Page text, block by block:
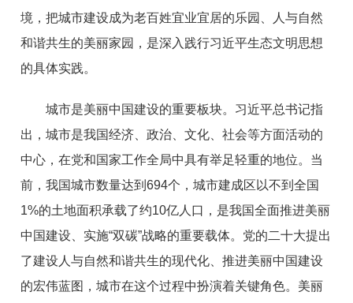
境，把城市建设成为老百姓宜业宜居的乐园、人与自然
和谐共生的美丽家园，是深入践行习近平生态文明思想
的具体实践。
城市是美丽中国建设的重要板块。习近平总书记指
出，城市是我国经济、政治、文化、社会等方面活动的
中心，在党和国家工作全局中具有举足轻重的地位。当
前，我国城市数量达到694个，城市建成区以不到全国
1%的土地面积承载了约10亿人口，是我国全面推进美丽
中国建设、实施“双碳”战略的重要载体。党的二十大提出
了建设人与自然和谐共生的现代化、推进美丽中国建设
的宏伟蓝图，城市在这个过程中扮演着关键角色。美丽